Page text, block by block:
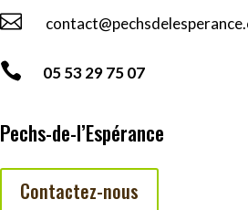

 05 53 29 75 07
Pechs-de-l’Espérance
Contactez-nous